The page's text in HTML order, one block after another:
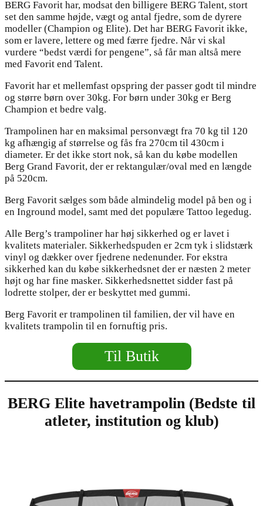
BERG Favorit har, modsat den billigere BERG Talent, stort
set den samme højde, vægt og antal fjedre, som de dyrere
modeller (Champion og Elite). Det har BERG Favorit ikke,
som er lavere, lettere og med færre fjedre. Når vi skal
vurdere “bedst værdi for pengene”, så får man altså mere
med Favorit end Talent.
Favorit har et mellemfast opspring der passer godt til mindre
og større børn over 30kg. For børn under 30kg er Berg
Champion et bedre valg.
Trampolinen har en maksimal personvægt fra 70 kg til 120
kg afhængig af størrelse og fås fra 270cm til 430cm i
diameter. Er det ikke stort nok, så kan du købe modellen
Berg Grand Favorit, der er rektangulær/oval med en længde
på 520cm.
Berg Favorit sælges som både almindelig model på ben og i
en Inground model, samt med det populære Tattoo legedug.
Alle Berg’s trampoliner har høj sikkerhed og er lavet i
kvalitets materialer. Sikkerhedspuden er 2cm tyk i slidstærk
vinyl og dækker over fjedrene nedenunder. For ekstra
sikkerhed kan du købe sikkerhedsnet der er næsten 2 meter
højt og har fine masker. Sikkerhedsnettet sidder fast på
lodrette stolper, der er beskyttet med gummi.
Berg Favorit er trampolinen til familien, der vil have en
kvalitets trampolin til en fornuftig pris.
Til Butik
BERG Elite havetrampolin (Bedste til
atleter, institution og klub)